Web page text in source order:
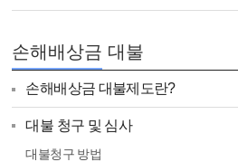
손해배상금 대불
손해배상금 대불제도란?
대불 청구 및 심사
대불청구 방법